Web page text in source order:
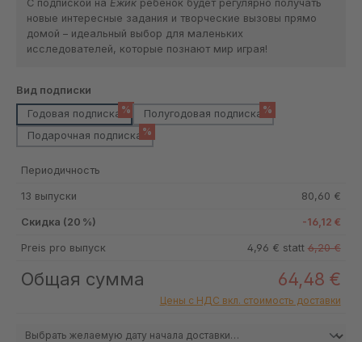
С подпиской на Ёжикребёнок будет регулярно получать
новые интересные задания и творческие вызовы прямо
домой – идеальный выбор для маленьких
исследователей, которые познают мир играя!
Выберите
Вид подписки
Годовая подписка % Полугодовая подписка %
Подарочная подписка %
Периодичность
13 выпуски 80,60 €
Скидка (20 %) -16,12 €
Preis pro выпуск 4,96 € statt 6,20 €
Общая сумма 64,48 €
Цены с НДС вкл. стоимость доставки